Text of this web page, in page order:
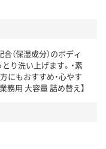
（保湿成分）のボディ
り洗い上げます。・素
にもおすすめ・心やす
務用 大容量 詰め替え】